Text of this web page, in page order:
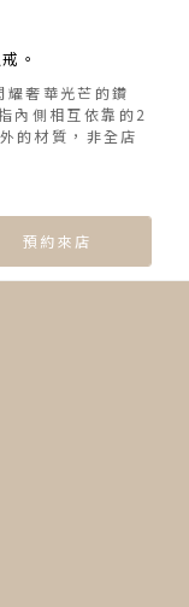
。
耀奢華光芒的鑽
內側相互依靠的2
的材質，非全店
預約來店